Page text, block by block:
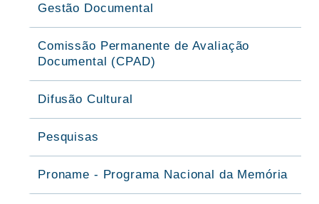
Gestão Documental
Comissão Permanente de Avaliação
Documental (CPAD)
Difusão Cultural
Pesquisas
Proname - Programa Nacional da Memória